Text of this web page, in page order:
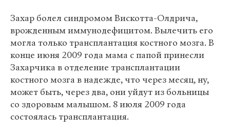
Захар болел синдромом Вискотта-Олдрича,
врожденным иммунодефицитом. Вылечить его
могла только трансплантация костного мозга. В
конце июня 2009 года мама с папой принесли
Захарчика в отделение трансплантации
костного мозга в надежде, что через месяц, ну,
может быть, через два, они уйдут из больницы
со здоровым малышом. 8 июля 2009 года
состоялась трансплантация.